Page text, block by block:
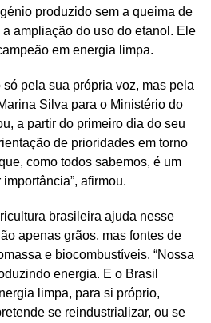
produzido sem a queima de
ampliação do uso do etanol. Ele
em energia limpa.
só pela sua própria voz, mas pela
Silva para o Ministério do
a partir do primeiro dia do seu
de prioridades em torno
como todos sabemos, é um
afirmou.
brasileira ajuda nesse
apenas grãos, mas fontes de
e biocombustíveis. “Nossa
energia. E o Brasil
limpa, para si próprio,
se reindustrializar, ou se